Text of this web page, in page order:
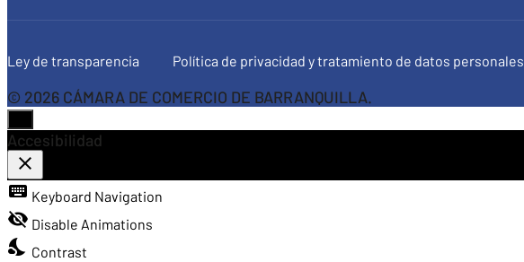
Ley de transparencia Política de privacidad y tratamiento de datos personales
© 2026 CÁMARA DE COMERCIO DE BARRANQUILLA.
Accesibilidad
close
Toggle the visibility of the Accessibility Toolbar
keyboard Keyboard Navigation
visibility_off Disable Animations
nights_stay Contrast